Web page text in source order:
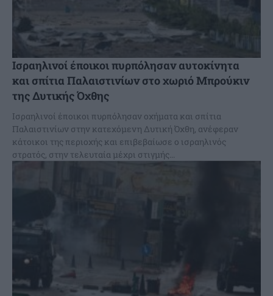
Ισραηλινοί έποικοι πυρπόλησαν αυτοκίνητα
και σπίτια Παλαιστινίων στο χωριό Μπρούκιν
της Δυτικής Όχθης
Ισραηλινοί έποικοι πυρπόλησαν οχήματα και σπίτια
Παλαιστινίων στην κατεχόμενη Δυτική Όχθη, ανέφεραν
κάτοικοι της περιοχής και επιβεβαίωσε ο ισραηλινός
στρατός, στην τελευταία μέχρι στιγμής...